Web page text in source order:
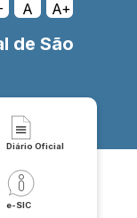
A A+
de São
Diário Oficial
e-SIC